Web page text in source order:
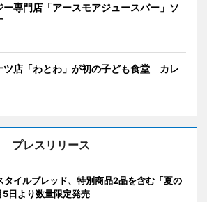
専門店「アースモアジュースバー」ソ
ツ店「わとわ」が初の子ども食堂 カレ
プレスリリース
タイルブレッド、特別商品2品を含む「夏の
日より数量限定発売